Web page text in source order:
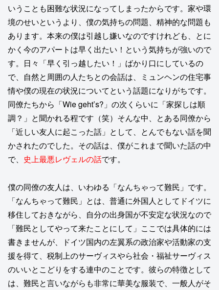
いうことも困難な状況になってしまったからです。家や環
境のせいというより、僕の気持ちの問題、精神的な問題も
あります。本来の僕は引越し嫌いなのですけれども、とに
かく今のアパートは早く出たい！という気持ちが強いので
す。日々「早く引っ越したい！」ばかり口にしているの
で、自然と周囲の人たちとの会話は、ミュンヘンの住宅事
情や僕の現在の状況についてという話題になりがちです。
同僚たちから「Wie geht’s?」の次くらいに「家探しは順
調？」と聞かれる程です（笑）そんな中、とある同僚から
「近しい友人に起こった話」として、とんでもない話を聞
かされたのでした。その話は、僕がこれまで聞いた話の中
で、 史上最悪レヴェルの話です。
僕の同僚の友人は、いわゆる「なんちゃって難民」です。
「なんちゃって難民」とは、普通に外国人としてドイツに
移住しておきながら、自分の出身国が不安定な状況なので
「難民としてやって来たことにして」ここでは具体的には
書きませんが、ドイツ国内の左翼系の政治家や活動家の支
援を得て、税制上のサーヴィスやら社会・福祉サーヴィス
のいいとこどりをする連中のことです。彼らの特徴として
は、難民と言いながらも非常に華美な服装で、一般人がそ